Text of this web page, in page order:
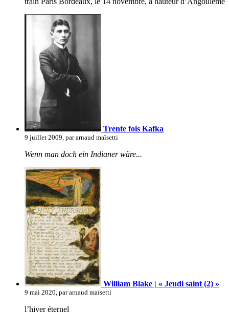
Trente fois Kafka
9 juillet 2009, par arnaud maïsetti
Wenn man doch ein Indianer wäre...
William Blake | « Jeudi saint (2) »
9 mai 2020, par arnaud maïsetti
l’hiver éternel